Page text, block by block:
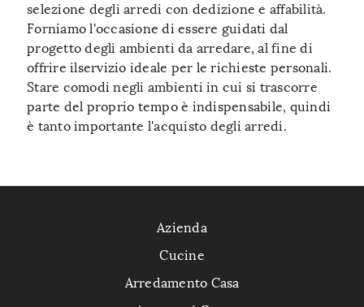
selezione degli arredi con dedizione e affabilità.
Forniamo l'occasione di essere guidati dal
progetto degli ambienti da arredare, al fine di
offrire ilservizio ideale per le richieste personali.
Stare comodi negli ambienti in cui si trascorre
parte del proprio tempo è indispensabile, quindi
è tanto importante l'acquisto degli arredi.
Azienda
Cucine
Arredamento Casa